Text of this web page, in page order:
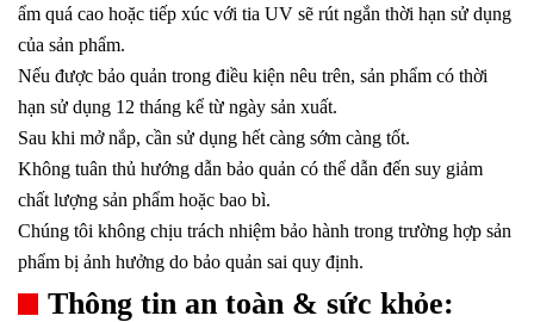
ẩm quá cao hoặc tiếp xúc với tia UV sẽ rút ngắn thời hạn sử dụng
của sản phẩm.
Nếu được bảo quản trong điều kiện nêu trên, sản phẩm có thời
hạn sử dụng 12 tháng kể từ ngày sản xuất.
Sau khi mở nắp, cần sử dụng hết càng sớm càng tốt.
Không tuân thủ hướng dẫn bảo quản có thể dẫn đến suy giảm
chất lượng sản phẩm hoặc bao bì.
Chúng tôi không chịu trách nhiệm bảo hành trong trường hợp sản
phẩm bị ảnh hưởng do bảo quản sai quy định.
Thông tin an toàn & sức khỏe: